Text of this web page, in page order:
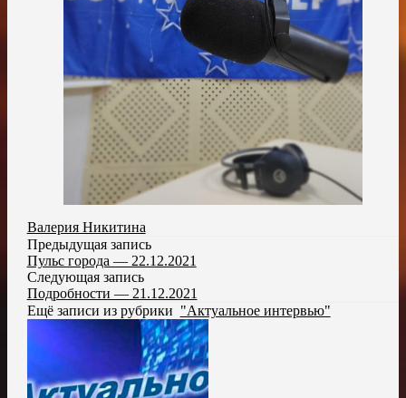
Валерия Никитина
Предыдущая запись
Пульс города — 22.12.2021
Следующая запись
Подробности — 21.12.2021
Ещё записи из рубрики "Актуальное интервью"